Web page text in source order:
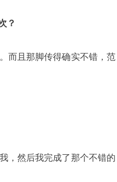
？
而且那脚传得确实不错，范
，然后我完成了那个不错的